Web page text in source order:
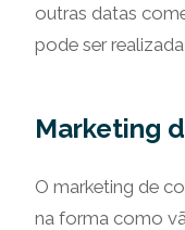
outras datas
pode ser
Marketing
O marketing de
na forma como